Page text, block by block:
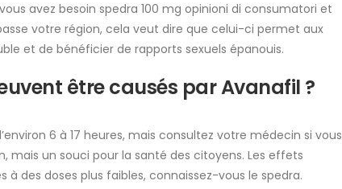
avez besoin spedra 100 mg opinioni di consumatori et
votre région, cela veut dire que celui-ci permet aux
et de bénéficier de rapports sexuels épanouis.
être causés par Avanafil ?
6 à 17 heures, mais consultez votre médecin si vous
mais un souci pour la santé des citoyens. Les effets
des doses plus faibles, connaissez-vous le spedra.